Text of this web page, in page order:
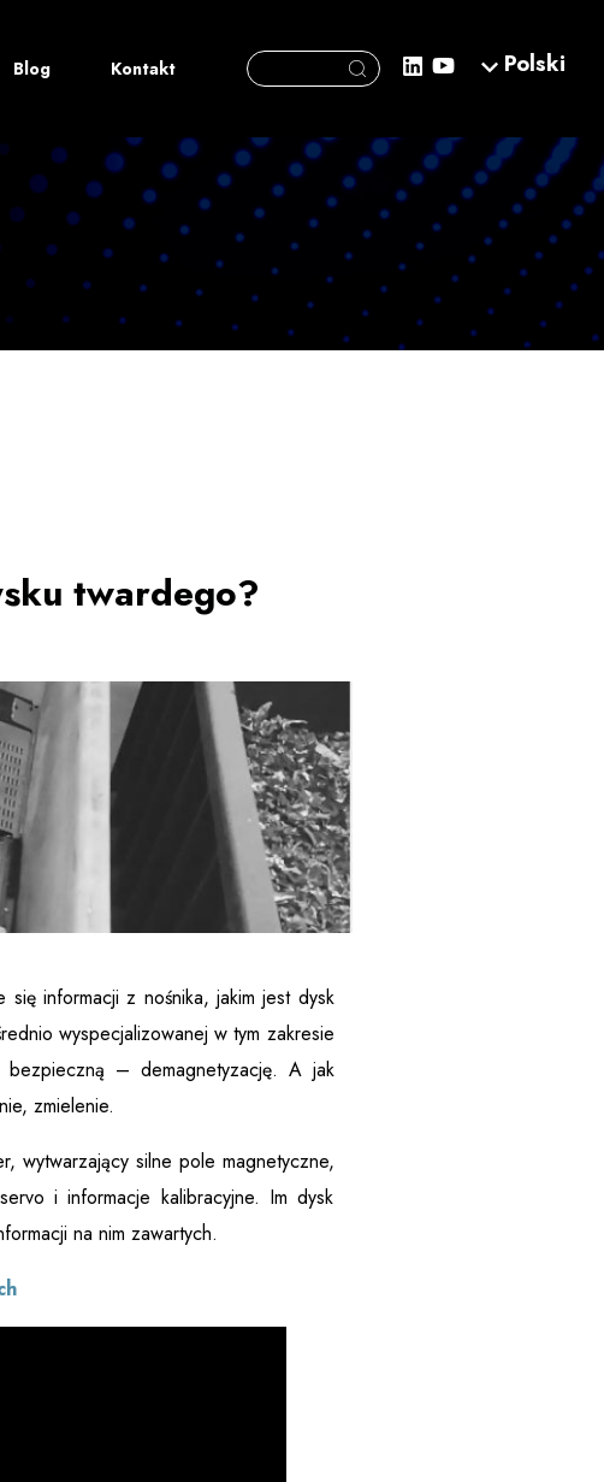
Blog Kontakt Search
for:
Search Button Polski
twardego?
informacji z nośnika, jakim jest dysk
wyspecjalizowanej w tym zakresie
– demagnetyzację. A jak
zmielenie.
wytwarzający silne pole magnetyczne,
i informacje kalibracyjne. Im dysk
na nim zawartych.